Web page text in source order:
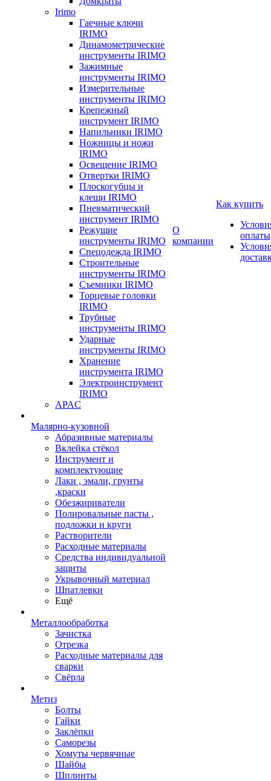
Irimo
Гаечные ключи
IRIMO
Динамометрические
инструменты IRIMO
Зажимные
инструменты IRIMO
Измерительные
инструменты IRIMO
Крепежный
инструмент IRIMO
Напильники IRIMO
Ножницы и ножи
IRIMO
Освещение IRIMO
Отвертки IRIMO
Плоскогубцы и
клещи IRIMO
Пневматический
инструмент IRIMO
Режущие
инструменты IRIMO
Спецодежда IRIMO
Строительные
инструменты IRIMO
Съемники IRIMO
Торцевые головки
IRIMO
Трубные
инструменты IRIMO
Ударные
инструменты IRIMO
Хранение
инструмента IRIMO
Электроинструмент
IRIMO
APAC
Малярно-кузовной
Абразивные материалы
Вклейка стёкол
Инструмент и
комплектующие
Лаки , эмали, грунты
,краски
Обезжириватели
Полировальные пасты ,
подложки и круги
Растворители
Расходные материалы
Средства индивидуальной
защиты
Укрывочный материал
Шпатлевки
Ещё
Металлообработка
Зачистка
Отрезка
Расходные материалы для
сварки
Свёрла
Метиз
Болты
Гайки
Заклёпки
Саморезы
Хомуты червячные
Шайбы
Шплинты
О
компании
Как купить
оплаты